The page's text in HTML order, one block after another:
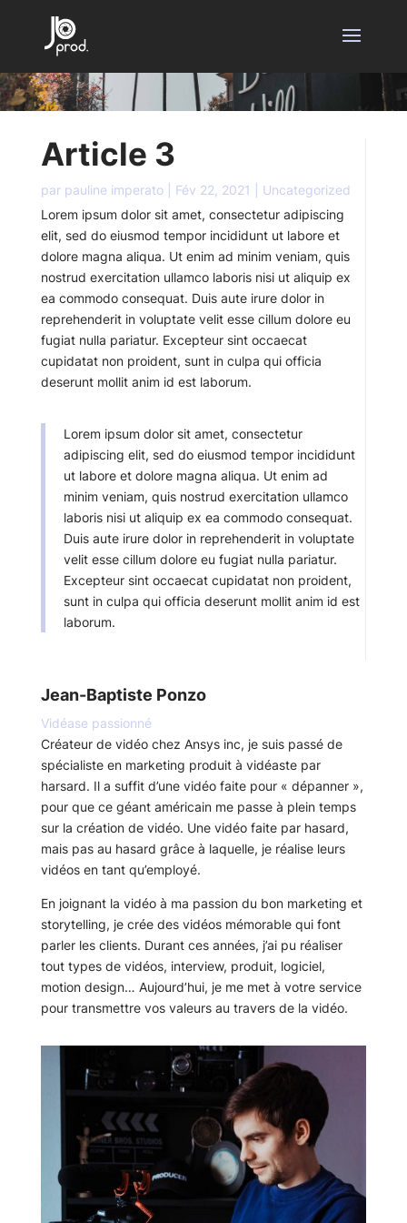
Article 3
par pauline imperato| Fév 22, 2021
Uncategorized
Lorem ipsum dolor sit amet, consectetur adipiscing
elit, sed do eiusmod tempor incididunt ut labore et
dolore magna aliqua. Ut enim ad minim veniam, quis
nostrud exercitation ullamco laboris nisi ut aliquip ex
ea commodo consequat. Duis aute irure dolor in
reprehenderit in voluptate velit esse cillum dolore eu
fugiat nulla pariatur. Excepteur sint occaecat
cupidatat non proident, sunt in culpa qui officia
deserunt mollit anim id est laborum.
Lorem ipsum dolor sit amet, consectetur
adipiscing elit, sed do eiusmod tempor incididunt
ut labore et dolore magna aliqua. Ut enim ad
minim veniam, quis nostrud exercitation ullamco
laboris nisi ut aliquip ex ea commodo consequat.
Duis aute irure dolor in reprehenderit in voluptate
velit esse cillum dolore eu fugiat nulla pariatur.
Excepteur sint occaecat cupidatat non proident,
sunt in culpa qui officia deserunt mollit anim id est
laborum.
Jean-Baptiste Ponzo
Vidéase passionné
Créateur de vidéo chez Ansys inc, je suis passé de
spécialiste en marketing produit à vidéaste par
harsard. Il a suffit d’une vidéo faite pour « dépanner »,
pour que ce géant américain me passe à plein temps
sur la création de vidéo. Une vidéo faite par hasard,
mais pas au hasard grâce à laquelle, je réalise leurs
vidéos en tant qu’employé.
En joignant la vidéo à ma passion du bon marketing et
storytelling, je crée des vidéos mémorable qui font
parler les clients. Durant ces années, j’ai pu réaliser
tout types de vidéos, interview, produit, logiciel,
motion design… Aujourd’hui, je me met à votre service
pour transmettre vos valeurs au travers de la vidéo.